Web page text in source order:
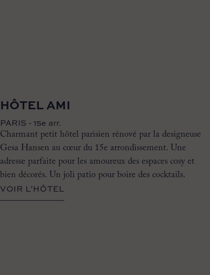
HÔTEL AMI
PARIS - 15e arr.
Charmant petit hôtel parisien rénové par la designeuse
Gesa Hansen au cœur du 15e arrondissement. Une
adresse parfaite pour les amoureux des espaces cosy et
bien décorés. Un joli patio pour boire des cocktails.
VOIR L’HÔTEL